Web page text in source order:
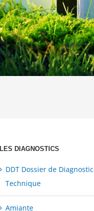
LES DIAGNOSTICS
DDT Dossier de Diagnostic
Technique
Amiante